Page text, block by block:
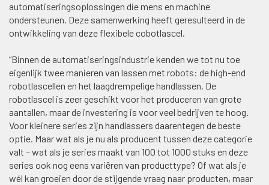
automatiseringsoplossingen die mens en machine
ondersteunen. Deze samenwerking heeft geresulteerd in de
ontwikkeling van deze flexibele cobotlascel.
“Binnen de automatiseringsindustrie kenden we tot nu toe
eigenlijk twee manieren van lassen met robots: de high-end
robotlascellen en het laagdrempelige handlassen. De
robotlascel is zeer geschikt voor het produceren van grote
aantallen, maar de investering is voor veel bedrijven te hoog.
Voor kleinere series zijn handlassers daarentegen de beste
optie. Maar wat als je nu als producent tussen deze categorie
valt – wat als je series maakt van 100 tot 1000 stuks en deze
series ook nog eens variëren van producttype? Of wat als je
wél kan groeien door de stijgende vraag naar producten, maar